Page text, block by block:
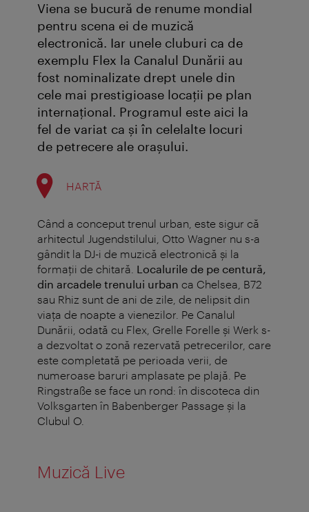
Viena se bucură de renume mondial
pentru scena ei de muzică
electronică. Iar unele cluburi ca de
exemplu Flex la Canalul Dunării au
fost nominalizate drept unele din
cele mai prestigioase locaţii pe plan
internaţional. Programul este aici la
fel de variat ca şi în celelalte locuri
de petrecere ale oraşului.
HARTĂ
Când a conceput trenul urban, este sigur că
arhitectul Jugendstilului, Otto Wagner nu s-a
gândit la DJ-i de muzică electronică şi la
formaţii de chitară. Localurile de pe centură,
din arcadele trenului urban ca Chelsea, B72
sau Rhiz sunt de ani de zile, de nelipsit din
viaţa de noapte a vienezilor. Pe Canalul
Dunării, odată cu Flex, Grelle Forelle şi Werk s-
a dezvoltat o zonă rezervată petrecerilor, care
este completată pe perioada verii, de
numeroase baruri amplasate pe plajă. Pe
Ringstraße se face un rond: în discoteca din
Volksgarten în Babenberger Passage şi la
Clubul O.
Muzică Live